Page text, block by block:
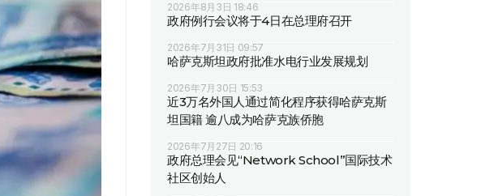
2026年8月3日 18:46
政府例行会议将于4日在总理府召开
2026年7月31日 09:57
哈萨克斯坦政府批准水电行业发展规划
2026年7月30日 15:53
近3万名外国人通过简化程序获得哈萨克斯
坦国籍 逾八成为哈萨克族侨胞
2026年7月27日 20:16
政府总理会见“Network School”国际技术
社区创始人